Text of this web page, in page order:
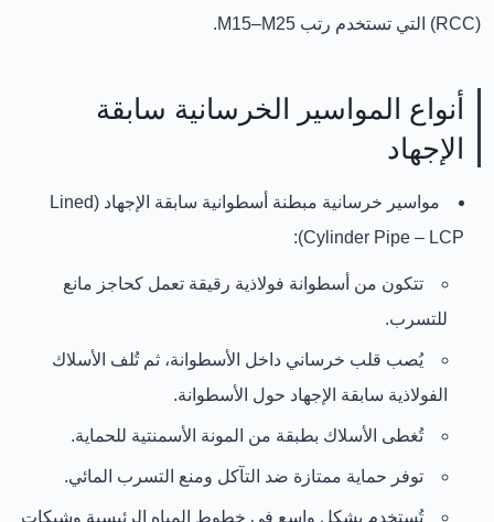
(RCC) التي تستخدم رتب M15–M25.
أنواع المواسير الخرسانية سابقة
الإجهاد
مواسير خرسانية مبطنة أسطوانية سابقة الإجهاد (Lined
Cylinder Pipe – LCP):
تتكون من أسطوانة فولاذية رقيقة تعمل كحاجز مانع
للتسرب.
يُصب قلب خرساني داخل الأسطوانة، ثم تُلف الأسلاك
الفولاذية سابقة الإجهاد حول الأسطوانة.
تُغطى الأسلاك بطبقة من المونة الأسمنتية للحماية.
توفر حماية ممتازة ضد التآكل ومنع التسرب المائي.
تُستخدم بشكل واسع في خطوط المياه الرئيسية وشبكات